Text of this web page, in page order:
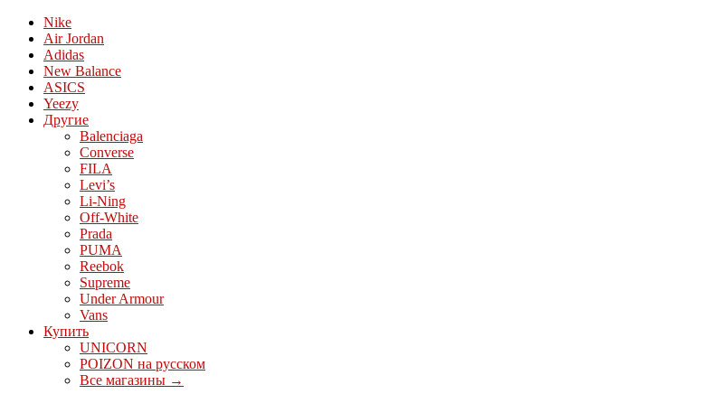
Nike
Air Jordan
Adidas
New Balance
ASICS
Yeezy
Другие
Balenciaga
Converse
FILA
Levi’s
Li-Ning
Off-White
Prada
PUMA
Reebok
Supreme
Under Armour
Vans
Купить
UNICORN
POIZON на русском
Все магазины →